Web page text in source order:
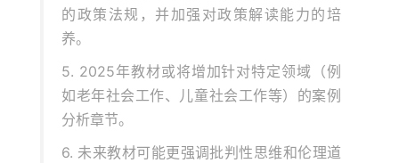
的政策法规，并加强对政策解读能力的培
养。
5. 2025年教材或将增加针对特定领域（例
如老年社会工作、儿童社会工作等）的案例
分析章节。
6. 未来教材可能更强调批判性思维和伦理道